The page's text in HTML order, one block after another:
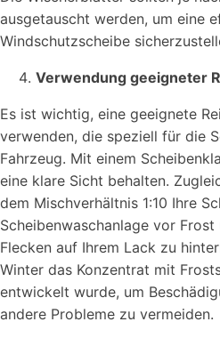
ausgetauscht werden, um eine
Windschutzscheibe
Verwendung geeigneter
Es ist wichtig, eine geeignete
verwenden, die speziell für die
Fahrzeug. Mit einem
eine klare Sicht behalten.
dem Mischverhältnis 1:10 Ihre
Scheibenwaschanlage vor
Flecken auf Ihrem Lack zu
Winter das Konzentrat mit
entwickelt wurde, um
andere Probleme zu vermeiden.